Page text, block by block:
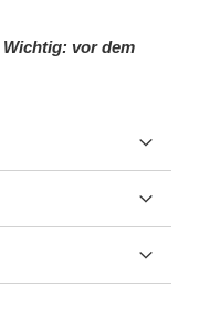
Wichtig: vor dem